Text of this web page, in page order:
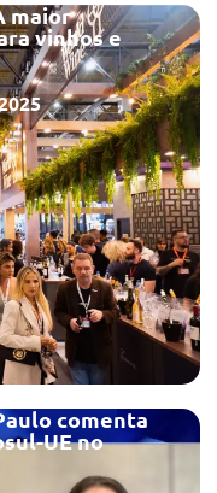
maior
vinhos e
comenta
UE no